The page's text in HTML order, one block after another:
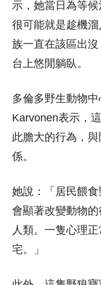
示，她當日為等
很可能就是趁機
族一直在該區出
台上悠閒躺臥。
多倫多野生動物
Karvonen表示，
此膽大的行為，
係。
她說：「居民餵
會顯著改變動物
人類。一隻心理
宅。」